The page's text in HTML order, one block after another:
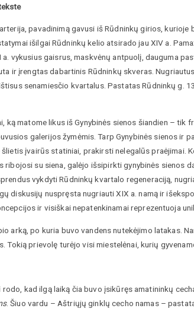
pavadinimą gavusi iš Rūdninkų girios,
išilgai Rūdninkų kelio atsirado jau XIV a.
vykusius gaisrus, maskvėnų antpuolį, dauguma
ir įrengtas dabartinis Rūdninkų skveras.
senamiesčio kvartalus. Pastatas Rūdninkų g.
matome likus iš Gynybinės sienos šiandien – tik
galerijos žymėmis. Tarp Gynybinės sienos
įvairūs statiniai, prakirsti nelegalūs praėjimai.
su siena, galėjo išsipirkti gynybinės sienos
vykdyti Rūdninkų kvartalo regeneraciją,
diskusijų nuspręsta nugriauti XIX a. namą ir
ir visiškai nepatenkinamai reprezentuoja
arką, po kuria buvo vandens nutekėjimo latakas.
prievolę turėjo visi miestelėnai, kurių
kad ilgą laiką čia buvo įsikūręs amatininkų
. Šiuo vardu – Aštriųjų ginklų cecho namas –